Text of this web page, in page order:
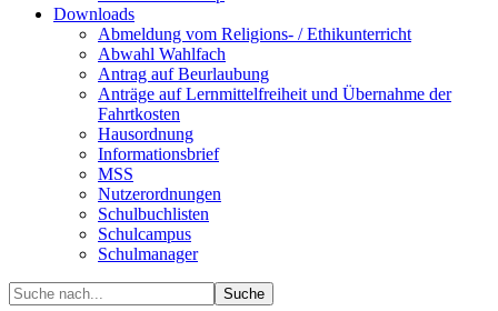
Downloads
Abmeldung vom Religions- / Ethikunterricht
Abwahl Wahlfach
Antrag auf Beurlaubung
Anträge auf Lernmittelfreiheit und Übernahme der
Fahrtkosten
Hausordnung
Informationsbrief
MSS
Nutzerordnungen
Schulbuchlisten
Schulcampus
Schulmanager
Suche